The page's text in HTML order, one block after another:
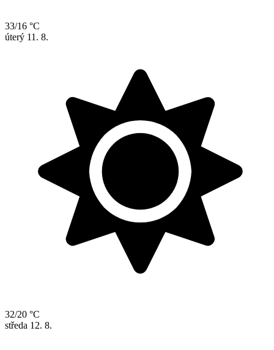
33/16 °C
úterý 11. 8.
32/20 °C
středa 12. 8.